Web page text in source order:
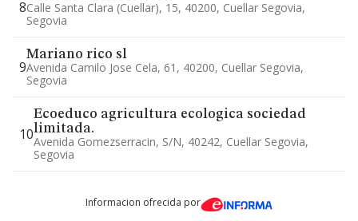
8Calle Santa Clara (cuellar), 15, 40200, Cuellar Segovia,
Segovia
9
Mariano rico sl
Avenida Camilo Jose Cela, 61, 40200, Cuellar Segovia,
Segovia
10
Ecoeduco agricultura ecologica sociedad
limitada.
Avenida Gomezserracin, S/n, 40242, Cuellar Segovia,
Segovia
Informacion ofrecida por